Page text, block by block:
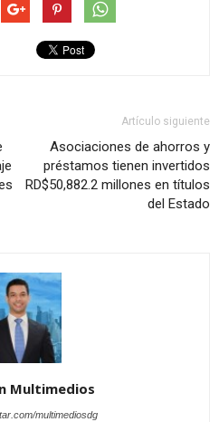
Artículo siguiente
Asociaciones de ahorros y
préstamos tienen invertidos
RD$50,882.2 millones en títulos
del Estado
Multimedios
multimediosdg